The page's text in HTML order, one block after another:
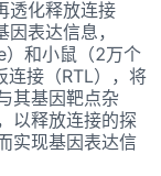
透化释放连接
表达信息，
和小鼠（2万个
连接（RTL），将
其基因靶点杂
以释放连接的探
实现基因表达信